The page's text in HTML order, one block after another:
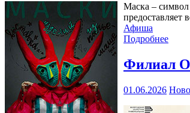
Маска – символ
предоставляет
Афиша
Подробнее
Филиал
01.06.2026